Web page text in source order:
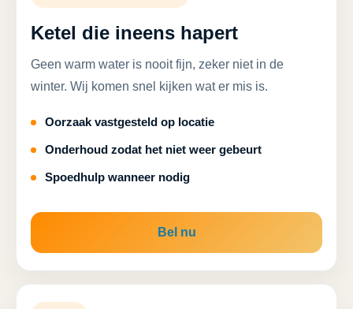
Ketel die ineens hapert
Geen warm water is nooit fijn, zeker niet in de
winter. Wij komen snel kijken wat er mis is.
Oorzaak vastgesteld op locatie
Onderhoud zodat het niet weer gebeurt
Spoedhulp wanneer nodig
Bel nu